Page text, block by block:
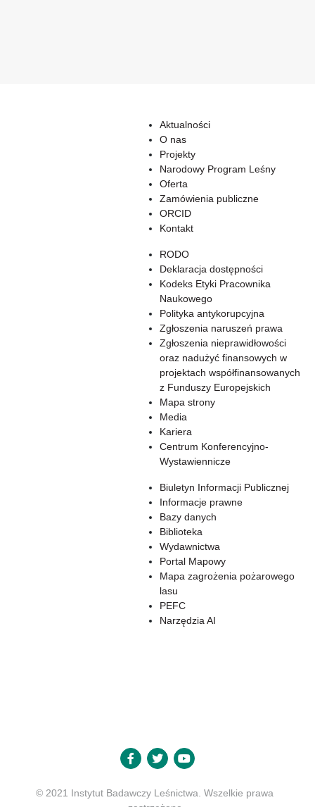
Aktualności
O nas
Projekty
Narodowy Program Leśny
Oferta
Zamówienia publiczne
ORCID
Kontakt
RODO
Deklaracja dostępności
Kodeks Etyki Pracownika
Naukowego
Polityka antykorupcyjna
Zgłoszenia naruszeń prawa
Zgłoszenia nieprawidłowości
oraz nadużyć finansowych w
projektach współfinansowanych
z Funduszy Europejskich
Mapa strony
Media
Kariera
Centrum Konferencyjno-
Wystawiennicze
Biuletyn Informacji Publicznej
Informacje prawne
Bazy danych
Biblioteka
Wydawnictwa
Portal Mapowy
Mapa zagrożenia pożarowego
lasu
PEFC
Narzędzia AI
© 2021 Instytut Badawczy Leśnictwa. Wszelkie prawa